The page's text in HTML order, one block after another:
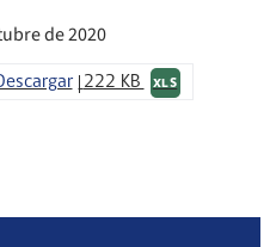
de 2020
222 KB XLS